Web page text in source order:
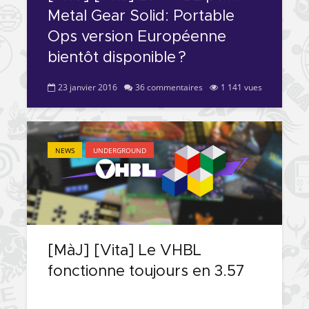
Metal Gear Solid: Portable
Ops version Européenne
bientôt disponible ?
23 janvier 2016 36 commentaires 1 141 vues
NEWS UNDERGROUND
[MàJ] [Vita] Le VHBL
fonctionne toujours en 3.57